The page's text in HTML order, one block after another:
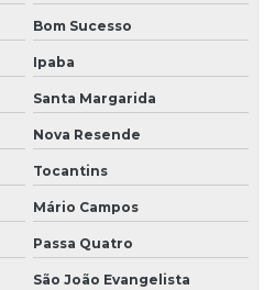
Bom Sucesso
Ipaba
Santa Margarida
Nova Resende
Tocantins
Mário Campos
Passa Quatro
São João Evangelista